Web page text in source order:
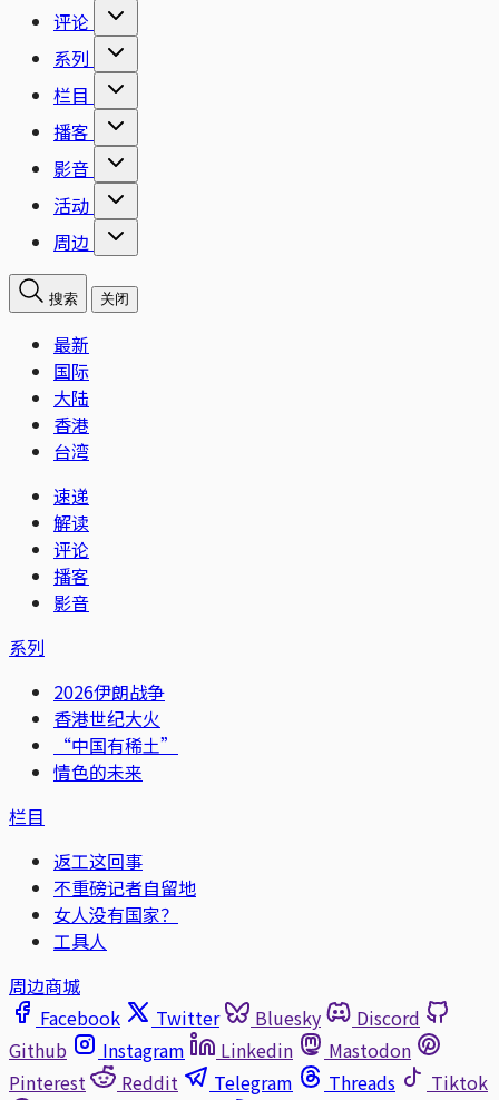
评论
系列
栏目
播客
影音
活动
周边
搜索 关闭
最新
国际
大陆
香港
台湾
速递
解读
评论
播客
影音
系列
2026伊朗战争
香港世纪大火
“中国有稀土”
情色的未来
栏目
返工这回事
不重磅记者自留地
女人没有国家？
工具人
周边商城
Facebook
Twitter Bluesky
Discord
Github
Instagram Linkedin
Mastodon
Pinterest
Reddit Telegram Threads
Tiktok